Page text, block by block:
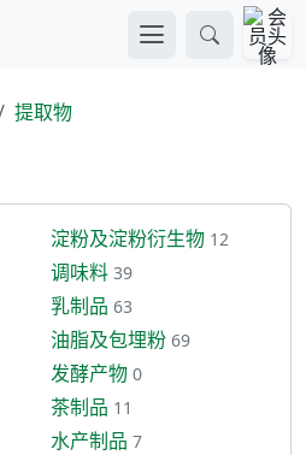
提取物
淀粉及淀粉衍生物 12
调味料 39
乳制品 63
油脂及包埋粉 69
发酵产物 0
茶制品 11
水产制品 7